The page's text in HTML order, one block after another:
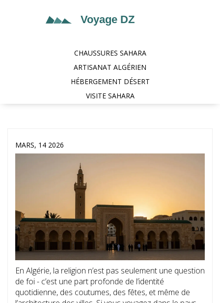
CHAUSSURES SAHARA
ARTISANAT ALGÉRIEN
HÉBERGEMENT DÉSERT
VISITE SAHARA
MARS, 14 2026
En Algérie, la religion n’est pas seulement une question
de foi - c’est une part profonde de l’identité
quotidienne, des coutumes, des fêtes, et même de